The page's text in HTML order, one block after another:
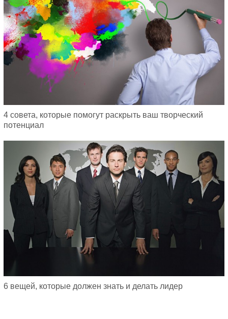
4 совета, которые помогут раскрыть ваш творческий
потенциал
6 вещей, которые должен знать и делать лидер